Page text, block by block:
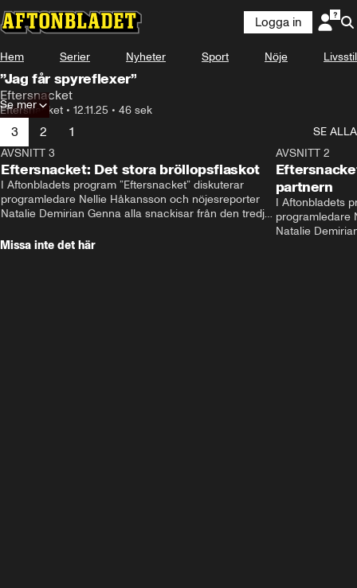
Logga in
Hem Serier Nyheter Sport Nöje Livsstil
”Jag får spyreflexer”
Eftersnacket
Eftersnacket • 12.11.25 • 46 sek
Se mer
3 2 1
SE ALLA
AVSNITT 3
Eftersnacket: Det stora bröllopsfiaskot
I Aftonbladets program ”Eftersnacket” diskuterar
programledare Nellie Håkansson och nöjesreporter
Natalie Demirian Genna alla snackisar från den tredje
AVSNITT 2
partnern
I Aftonbladets
programledare
Natalie
Missa inte det här